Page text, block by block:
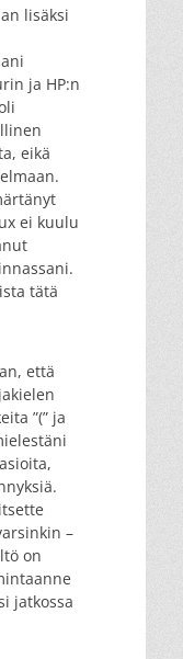
lisäksi
ja HP:n
eikä
ei kuulu
tätä
että
”(” ja
–
on
jatkossa